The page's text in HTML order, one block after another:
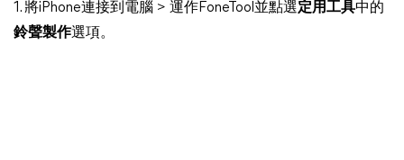
1. 將iPhone連接到電腦 > 運作FoneTool並點選定用工具中的
鈴聲製作選項。